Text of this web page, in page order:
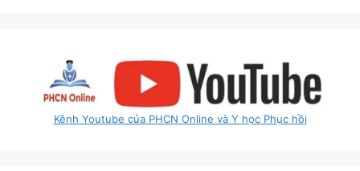
Kênh Youtube của PHCN Online và Y học Phục hồi